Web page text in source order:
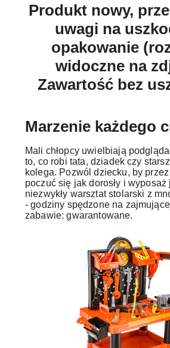
Produkt nowy,
uwagi na
opakowanie
widoczne na
Zawartość bez
Marzenie każdego
Mali chłopcy uwielbiają
to, co robi tata, dziadek czy
kolega. Pozwól dziecku, by
poczuć się jak dorosły i wyposaż
niezwykły warsztat stolarski z
- godziny spędzone na
zabawie: gwarantowane.